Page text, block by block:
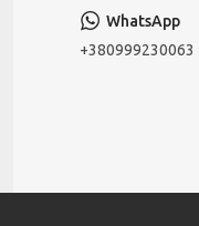
+380999230063